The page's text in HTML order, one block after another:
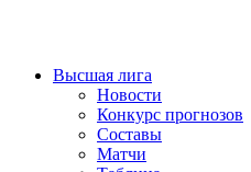
Высшая лига
Новости
Конкурс прогнозов
Составы
Матчи